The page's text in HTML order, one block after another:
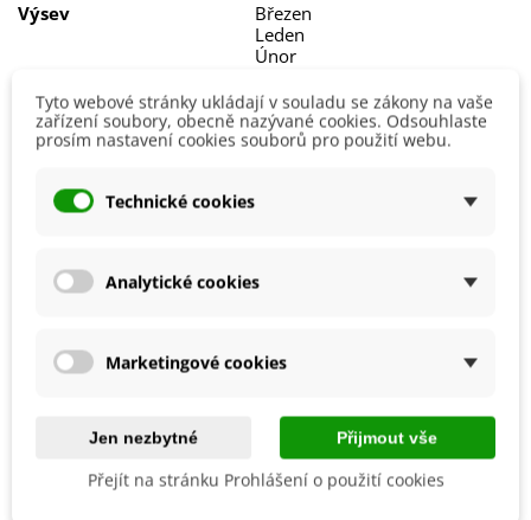
neustále vlhký
výsevu. Nikoliv však přemokřený. Vhodný je
Výsev
Březen
Leden
Únor
Výška
20 - 40 cm
Stanoviště
Slunečné
Doba Kvetení
Srpen
Možnosti Pěstování
SemenaOnline
Letničky
Hybridní F1
Tyto webové stránky ukládají v souladu se zákony na vaše
zařízení soubory, obecně nazývané cookies. Odsouhlaste
prosím nastavení cookies souborů pro použití webu.
Technické cookies
Analytické cookies
Marketingové cookies
Jen nezbytné Přijmout vše
Přejít na stránku Prohlášení o použití cookies